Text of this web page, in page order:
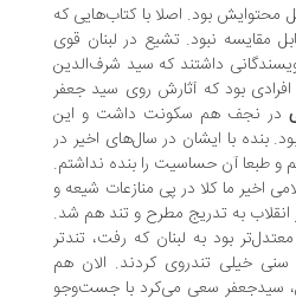
بود. اصلا با کتاب‌هایی که
نبود. تشیع در لبنان قوی
داشتند که سید شرف‌الدین
بود که آثارش روی سید جعفر
هم سکونت داشت و این
با ایشان در سال‌های اخیر در
آن حساسیت را بنده نداشتم.
کلا در پی منازعات شیعه و
به تدریج مطرح و تند هم شد.
بود به لبنان که رفت، تندتر
تندروی کردند. الان هم
سعی می‌کرد با جست‌وجو